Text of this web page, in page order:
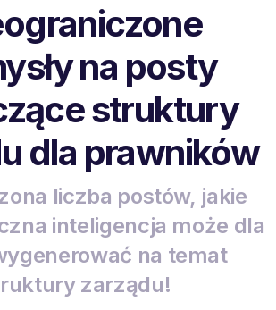
na posty
struktury
dla prawników
liczba postów, jakie
inteligencja może dla
na temat
zarządu!